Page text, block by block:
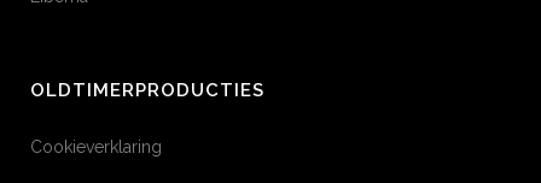
OLDTIMERPRODUCTIES
Cookieverklaring